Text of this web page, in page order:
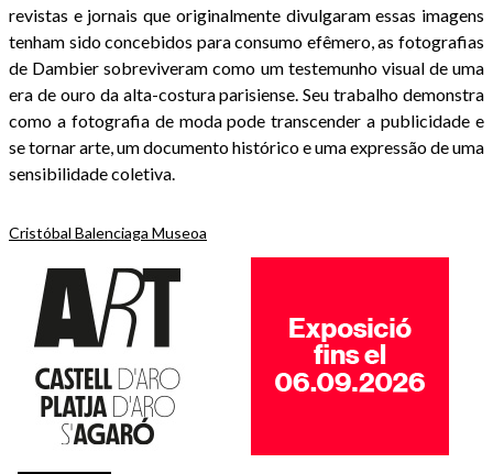
revistas e jornais que originalmente divulgaram essas imagens
tenham sido concebidos para consumo efêmero, as fotografias
de Dambier sobreviveram como um testemunho visual de uma
era de ouro da alta-costura parisiense. Seu trabalho demonstra
como a fotografia de moda pode transcender a publicidade e
se tornar arte, um documento histórico e uma expressão de uma
sensibilidade coletiva.
Cristóbal Balenciaga Museoa